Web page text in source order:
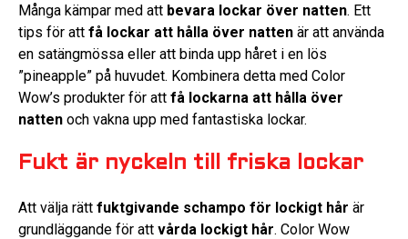
Många kämpar med att bevara lockar över natten. Ett
tips för att få lockar att hålla över natten är att använda
en satängmössa eller att binda upp håret i en lös
”pineapple” på huvudet. Kombinera detta med Color
Wow’s produkter för att få lockarna att hålla över
natten och vakna upp med fantastiska lockar.
Fukt är nyckeln till friska lockar
Att välja rätt fuktgivande schampo för lockigt hår är
grundläggande för att vårda lockigt hår. Color Wow